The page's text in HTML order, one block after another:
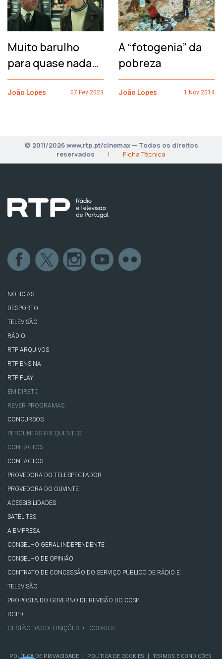
Muito barulho
para quase nada…
João Lopes 07 Fev 2023
A “fotogenia” da
pobreza
João Lopes 1 Nov 2014
© 2011/2026 www.rtp.pt/cinemax — Todos os direitos
reservados
| Ficha Técnica
NOTÍCIAS
DESPORTO
TELEVISÃO
RÁDIO
RTP ARQUIVOS
RTP ENSINA
RTP PLAY
EM DIRETO
REVER PROGRAMAS
CONCURSOS
PERGUNTAS FREQUENTES
CONTACTOS
CONTACTOS
PROVEDORA DO TELESPECTADOR
PROVEDORA DO OUVINTE
ACESSIBILIDADES
SATÉLITES
A EMPRESA
CONSELHO GERAL INDEPENDENTE
CONSELHO DE OPINIÃO
CONTRATO DE CONCESSÃO DO SERVIÇO PÚBLICO DE RÁDIO E
TELEVISÃO
PROPOSTA DO GOVERNO DE REVISÃO DO CCSP
RGPD
GESTÃO DAS DEFINIÇÕES DE COOKIES
POLÍTICA DE PRIVACIDADE POLÍTICA DE COOKIES TERMOS E CONDIÇÕES